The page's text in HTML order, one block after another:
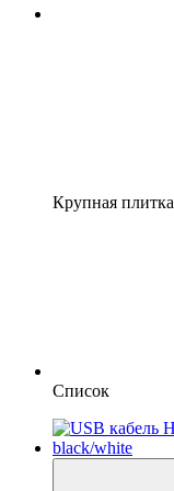
Крупная плитка
Список